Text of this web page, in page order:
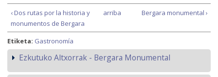
‹ Dos rutas por la historia y
monumentos de Bergara
arriba Bergara monumental ›
Etiketa: Gastronomía
Ezkutuko Altxorrak - Bergara Monumental